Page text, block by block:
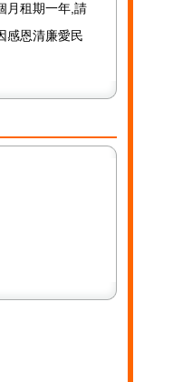
月租期一年,請
感恩清廉愛民